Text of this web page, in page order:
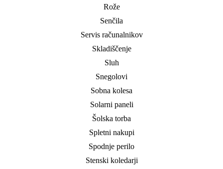
Rože
Senčila
Servis računalnikov
Skladiščenje
Sluh
Snegolovi
Sobna kolesa
Solarni paneli
Šolska torba
Spletni nakupi
Spodnje perilo
Stenski koledarji